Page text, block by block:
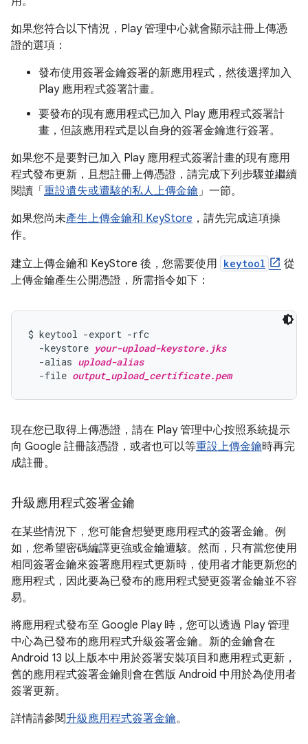
如果您符合以下情況，Play 管理中心就會顯示註冊上傳憑
證的選項：
發布使用簽署金鑰簽署的新應用程式，然後選擇加入
Play 應用程式簽署計畫。
要發布的現有應用程式已加入 Play 應用程式簽署計
畫，但該應用程式是以自身的簽署金鑰進行簽署。
如果您不是要對已加入 Play 應用程式簽署計畫的現有應用
程式發布更新，且想註冊上傳憑證，請完成下列步驟並繼續
閱讀「 重設遺失或遭駭的私人上傳金鑰」一節。
如果您尚未產生上傳金鑰和 KeyStore ，請先完成這項操
作。
建立上傳金鑰和 KeyStore 後，您需要使用 keytool
從
上傳金鑰產生公開憑證，所需指令如下：
$ keytool -export -rfc
  -keystore
your-upload-keystore.jks
  -alias
upload-alias
  -file
output_upload_certificate.pem
現在您已取得上傳憑證，請在 Play 管理中心按照系統提示
向 Google 註冊該憑證，或者也可以等重設上傳金鑰時再完
成註冊。
升級應用程式簽署金鑰
在某些情況下，您可能會想變更應用程式的簽署金鑰。例
如，您希望密碼編譯更強或金鑰遭駭。然而，只有當您使用
相同簽署金鑰來簽署應用程式更新時，使用者才能更新您的
應用程式，因此要為已發布的應用程式變更簽署金鑰並不容
易。
將應用程式發布至 Google Play 時，您可以透過 Play 管理
中心為已發布的應用程式升級簽署金鑰。新的金鑰會在
Android 13 以上版本中用於簽署安裝項目和應用程式更新，
舊的應用程式簽署金鑰則會在舊版 Android 中用於為使用者
簽署更新。
詳情請參閱升級應用程式簽署金鑰。